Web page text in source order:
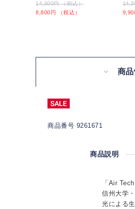
14,300円 （税込）
8,800円 （税込）
商
商品番号 9261671
商品説明
「Air
信州大学
光による